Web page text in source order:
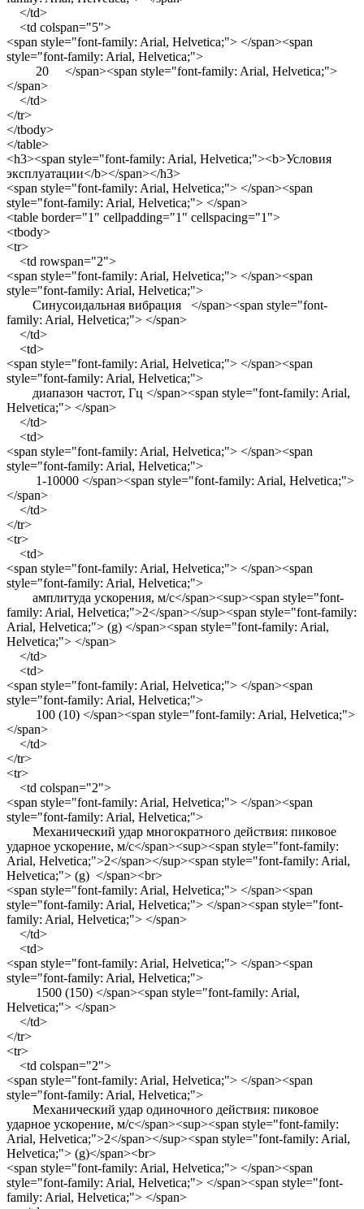
</td>
<td colspan="5">
<span style="font-family: Arial, Helvetica;"> </span><span
style="font-family: Arial, Helvetica;">
20 </span><span style="font-family: Arial, Helvetica;">
</span>
</td>
</tr>
</tbody>
</table>
<h3><span style="font-family: Arial, Helvetica;"><b>Условия
эксплуатации</b></span></h3>
<span style="font-family: Arial, Helvetica;"> </span><span
style="font-family: Arial, Helvetica;"> </span>
<table border="1" cellpadding="1" cellspacing="1">
<tbody>
<tr>
<td rowspan="2">
<span style="font-family: Arial, Helvetica;"> </span><span
style="font-family: Arial, Helvetica;">
Синусоидальная вибрация </span><span style="font-
family: Arial, Helvetica;"> </span>
</td>
<td>
<span style="font-family: Arial, Helvetica;"> </span><span
style="font-family: Arial, Helvetica;">
диапазон частот, Гц </span><span style="font-family: Arial,
Helvetica;"> </span>
</td>
<td>
<span style="font-family: Arial, Helvetica;"> </span><span
style="font-family: Arial, Helvetica;">
1-10000 </span><span style="font-family: Arial, Helvetica;">
</span>
</td>
</tr>
<tr>
<td>
<span style="font-family: Arial, Helvetica;"> </span><span
style="font-family: Arial, Helvetica;">
амплитуда ускорения, м/с</span><sup><span style="font-
family: Arial, Helvetica;">2</span></sup><span style="font-family:
Arial, Helvetica;"> (g) </span><span style="font-family: Arial,
Helvetica;"> </span>
</td>
<td>
<span style="font-family: Arial, Helvetica;"> </span><span
style="font-family: Arial, Helvetica;">
100 (10) </span><span style="font-family: Arial, Helvetica;">
</span>
</td>
</tr>
<tr>
<td colspan="2">
<span style="font-family: Arial, Helvetica;"> </span><span
style="font-family: Arial, Helvetica;">
Механический удар многократного действия: пиковое
ударное ускорение, м/с</span><sup><span style="font-family:
Arial, Helvetica;">2</span></sup><span style="font-family: Arial,
Helvetica;"> (g) </span><br>
<span style="font-family: Arial, Helvetica;"> </span><span
style="font-family: Arial, Helvetica;"> </span><span style="font-
family: Arial, Helvetica;"> </span>
</td>
<td>
<span style="font-family: Arial, Helvetica;"> </span><span
style="font-family: Arial, Helvetica;">
1500 (150) </span><span style="font-family: Arial,
Helvetica;"> </span>
</td>
</tr>
<tr>
<td colspan="2">
<span style="font-family: Arial, Helvetica;"> </span><span
style="font-family: Arial, Helvetica;">
Механический удар одиночного действия: пиковое
ударное ускорение, м/с</span><sup><span style="font-family:
Arial, Helvetica;">2</span></sup><span style="font-family: Arial,
Helvetica;"> (g)</span><br>
<span style="font-family: Arial, Helvetica;"> </span><span
style="font-family: Arial, Helvetica;"> </span><span style="font-
family: Arial, Helvetica;"> </span>